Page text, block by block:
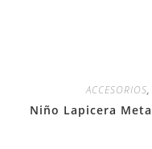
ACCESORIOS,
Niño Lapicera